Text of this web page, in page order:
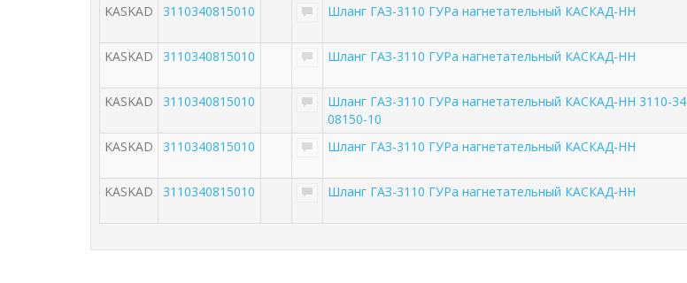
KASKAD 3110340815010 Шланг ГАЗ-3110 ГУРа нагнетательный КАСКАД-НН
KASKAD 3110340815010 Шланг ГАЗ-3110 ГУРа нагнетательный КАСКАД-НН
KASKAD 3110340815010
Шланг ГАЗ-3110 ГУРа нагнетательный КАСКАД-НН 3110-34
08150-10
KASKAD 3110340815010 Шланг ГАЗ-3110 ГУРа нагнетательный КАСКАД-НН
KASKAD 3110340815010 Шланг ГАЗ-3110 ГУРа нагнетательный КАСКАД-НН